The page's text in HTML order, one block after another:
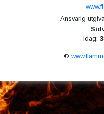
Ansvarig
Idag:
©